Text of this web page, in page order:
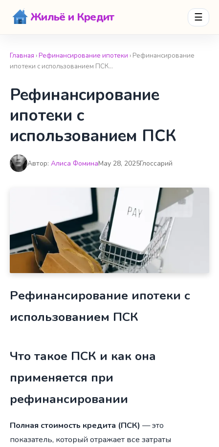
Жильё и Кредит ☰
Главная ›Рефинансирование ипотеки › Рефинансирование
ипотеки с использованием ПСК…
Рефинансирование
ипотеки с
использованием ПСК
Автор: Алиса ФоминаMay 28, 2025Глоссарий
Рефинансирование ипотеки с
использованием ПСК
Что такое ПСК и как она
применяется при
рефинансировании
Полная стоимость кредита (ПСК) — это
показатель, который отражает все затраты